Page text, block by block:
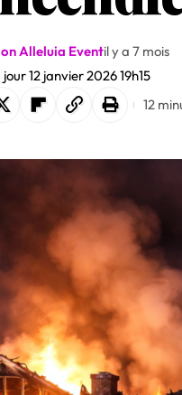
12 janvier 2026 19h15
Alleluia Eventil y a 7 mois
12